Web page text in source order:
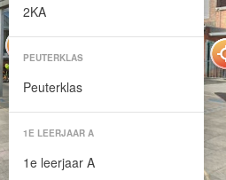
2KA
PEUTERKLAS
Peuterklas
1E LEERJAAR A
1e leerjaar A